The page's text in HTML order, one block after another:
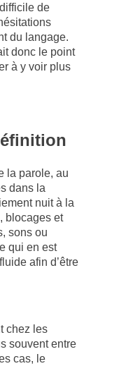
de
du langage.
donc le point
à y voir plus
la parole, au
dans la
nuit à la
blocages et
sons ou
qui en est
afin d’être
chez les
souvent entre
cas, le